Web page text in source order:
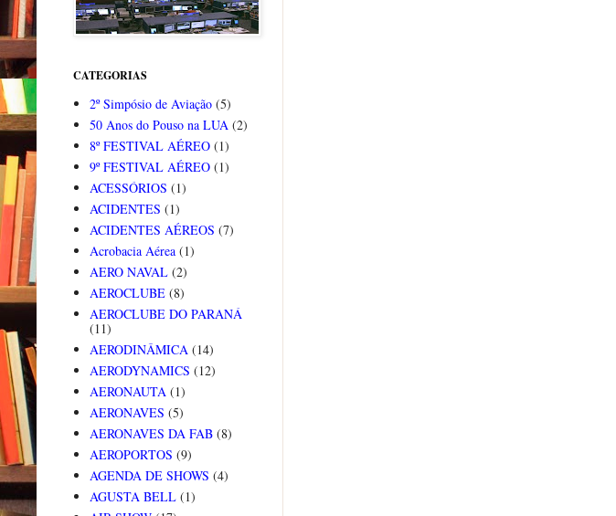
CATEGORIAS
2º Simpósio de Aviação (5)
50 Anos do Pouso na LUA (2)
8º FESTIVAL AÉREO (1)
9º FESTIVAL AÉREO (1)
ACESSÓRIOS (1)
ACIDENTES (1)
ACIDENTES AÉREOS (7)
Acrobacia Aérea (1)
AERO NAVAL (2)
AEROCLUBE (8)
AEROCLUBE DO PARANÁ
(11)
AERODINÂMICA (14)
AERODYNAMICS (12)
AERONAUTA (1)
AERONAVES (5)
AERONAVES DA FAB (8)
AEROPORTOS (9)
AGENDA DE SHOWS (4)
AGUSTA BELL (1)